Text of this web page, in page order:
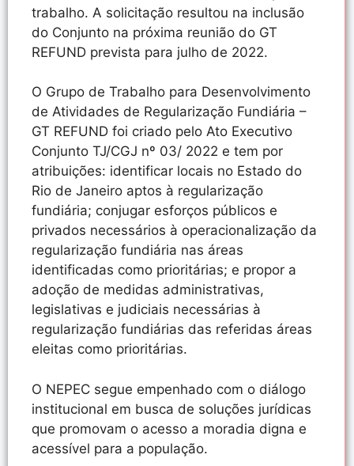
trabalho. A solicitação resultou na inclusão
do Conjunto na próxima reunião do GT
REFUND prevista para julho de 2022.
O Grupo de Trabalho para Desenvolvimento
de Atividades de Regularização Fundiária –
GT REFUND foi criado pelo Ato Executivo
Conjunto TJ/CGJ nº 03/ 2022 e tem por
atribuições: identificar locais no Estado do
Rio de Janeiro aptos à regularização
fundiária; conjugar esforços públicos e
privados necessários à operacionalização da
regularização fundiária nas áreas
identificadas como prioritárias; e propor a
adoção de medidas administrativas,
legislativas e judiciais necessárias à
regularização fundiárias das referidas áreas
eleitas como prioritárias.
O NEPEC segue empenhado com o diálogo
institucional em busca de soluções jurídicas
que promovam o acesso a moradia digna e
acessível para a população.